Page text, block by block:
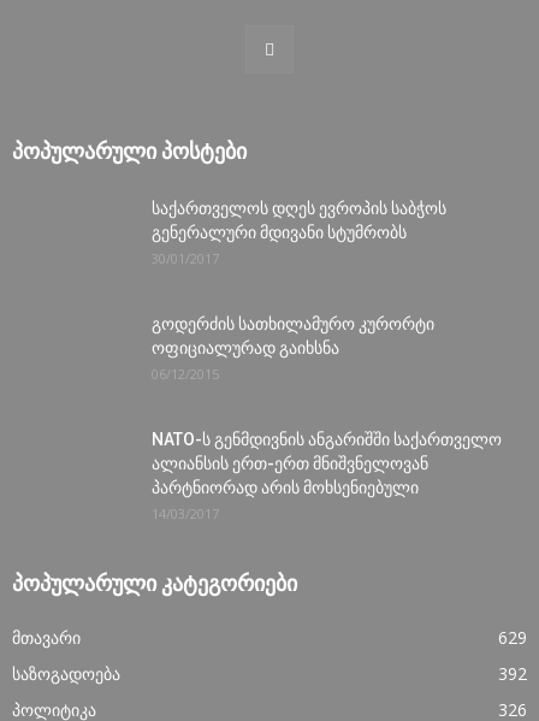
ᲞᲝᲞᲣᲚᲐᲠᲣᲚᲘ ᲞᲝᲡᲢᲔᲑᲘ
საქართველოს დღეს ევროპის საბჭოს
გენერალური მდივანი სტუმრობს
30/01/2017
გოდერძის სათხილამურო კურორტი
ოფიციალურად გაიხსნა
06/12/2015
NATO-ს გენმდივნის ანგარიშში საქართველო
ალიანსის ერთ-ერთ მნიშვნელოვან
პარტნიორად არის მოხსენიებული
14/03/2017
ᲞᲝᲞᲣᲚᲐᲠᲣᲚᲘ ᲙᲐᲢᲔᲒᲝᲠᲘᲔᲑᲘ
მთავარი
629
საზოგადოება
392
პოლიტიკა
326